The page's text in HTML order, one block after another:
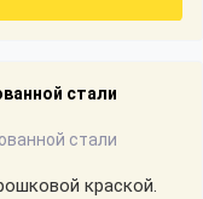
стали
краской.